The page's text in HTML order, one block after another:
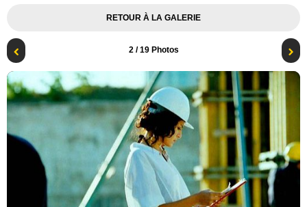
RETOUR À LA GALERIE
2/ 19 Photos